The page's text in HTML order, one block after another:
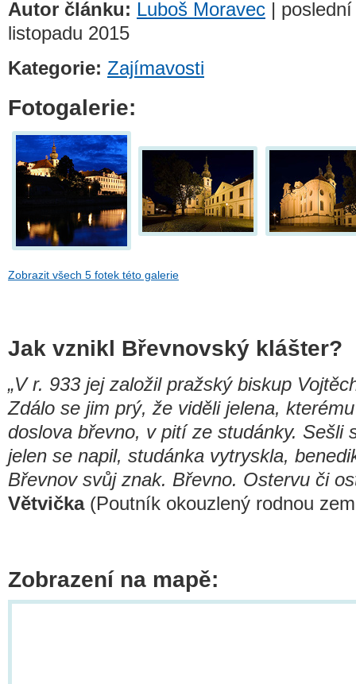
Autor článku: Luboš Moravec |
listopadu 2015
Kategorie: Zajímavosti
Fotogalerie:
Zobrazit všech 5 fotek této galerie
Jak vznikl Břevnovský klášter?
„V r. 933 jej založil pražský biskup
Zdálo se jim prý, že viděli jelena,
doslova břevno, v pití ze studánky. Sešli
jelen se napil, studánka vytryskla,
Břevnov svůj znak. Břevno. Ostervu či
Větvička(Poutník okouzlený rodnou
Zobrazení na mapě: